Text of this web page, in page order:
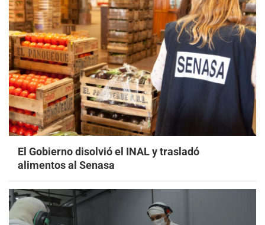
El Gobierno disolvió el INAL y trasladó
alimentos al Senasa